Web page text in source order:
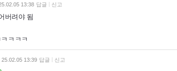
13:38 답글 신고
버려야 됨
ㅋㅋㅋ
25.02.05 13:39 답글 신고